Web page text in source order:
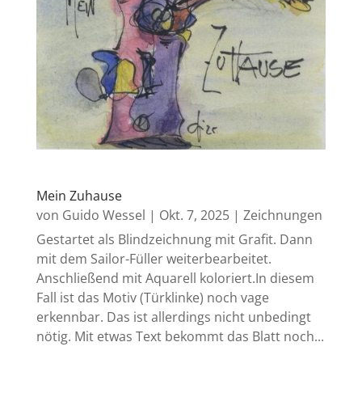
Mein Zuhause
von Guido Wessel | Okt. 7, 2025| Zeichnungen
Gestartet als Blindzeichnung mit Grafit. Dann
mit dem Sailor-Füller weiterbearbeitet.
Anschließend mit Aquarell koloriert.In diesem
Fall ist das Motiv (Türklinke) noch vage
erkennbar. Das ist allerdings nicht unbedingt
nötig. Mit etwas Text bekommt das Blatt noch...